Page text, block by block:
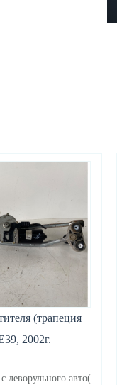
(трапеция
2002г.
леворульного авто(